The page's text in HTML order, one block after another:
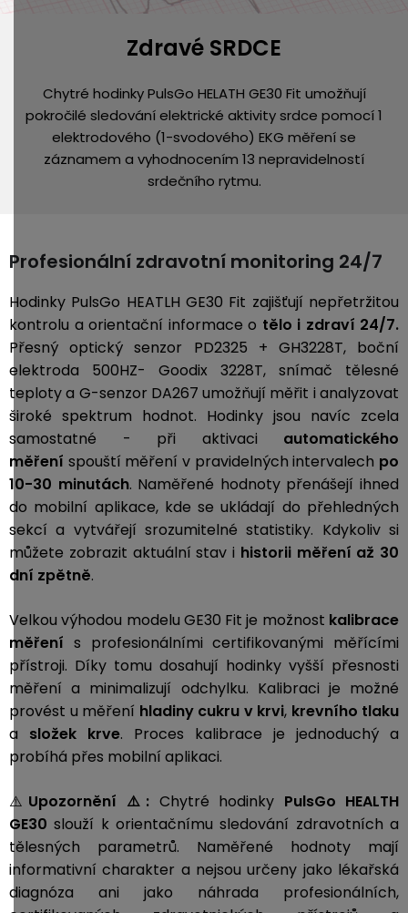
Zdravé SRDCE
Chytré hodinky PulsGo HELATH GE30 Fit umožňují
pokročilé sledování elektrické aktivity srdce pomocí 1
elektrodového (1-svodového) EKG měření se
záznamem a vyhodnocením 13 nepravidelností
srdečního rytmu.
Profesionální zdravotní monitoring 24/7
Hodinky PulsGo HEATLH GE30 Fit zajišťují nepřetržitou
kontrolu a orientační informace o tělo i zdraví 24/7.
Přesný optický senzor PD2325 + GH3228T, boční
elektroda 500HZ- Goodix 3228T, snímač tělesné
teploty a G-senzor DA267 umožňují měřit i analyzovat
široké spektrum hodnot. Hodinky jsou navíc zcela
samostatné - při aktivaci
automatického
měření spouští měření v pravidelných intervalech po
10-30 minutách. Naměřené hodnoty přenášejí ihned
do mobilní aplikace, kde se ukládají do přehledných
sekcí a vytvářejí srozumitelné statistiky. Kdykoliv si
můžete zobrazit aktuální stav i historii měření až 30
dní zpětně.
Velkou výhodou modelu GE30 Fit je možnost kalibrace
měření s profesionálními certifikovanými měřícími
přístroji. Díky tomu dosahují hodinky vyšší přesnosti
měření a minimalizují odchylku. Kalibraci je možné
provést u měření hladiny cukru v krvi, krevního tlaku
a složek krve. Proces kalibrace je jednoduchý a
probíhá přes mobilní aplikaci.
⚠️ Upozornění ⚠️: Chytré hodinky PulsGo HEALTH
GE30 slouží k orientačnímu sledování zdravotních a
tělesných parametrů. Naměřené hodnoty mají
informativní charakter a nejsou určeny jako lékařská
diagnóza ani jako náhrada profesionálních,